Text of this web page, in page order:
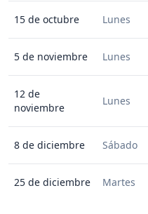
15 de octubre Lunes
5 de noviembre Lunes
12 de
noviembre
Lunes
8 de diciembre Sábado
25 de diciembre Martes